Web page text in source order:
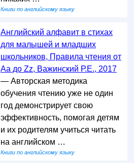
Книги по английскому языку
Английский алфавит в стихах
для малышей и младших
школьников, Правила чтения от
Аа до Zz, Важинский Р.Е., 2017
— Авторская методика
обучения чтению уже не один
год демонстрирует свою
эффективность, помогая детям
и их родителям учиться читать
на английском …
Книги по английскому языку